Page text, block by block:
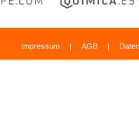
Impressum | AGB |